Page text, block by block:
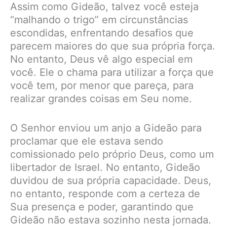
Assim como Gideão, talvez você esteja
“malhando o trigo” em circunstâncias
escondidas, enfrentando desafios que
parecem maiores do que sua própria força.
No entanto, Deus vê algo especial em
você. Ele o chama para utilizar a força que
você tem, por menor que pareça, para
realizar grandes coisas em Seu nome.
O Senhor enviou um anjo a Gideão para
proclamar que ele estava sendo
comissionado pelo próprio Deus, como um
libertador de Israel. No entanto, Gideão
duvidou de sua própria capacidade. Deus,
no entanto, responde com a certeza de
Sua presença e poder, garantindo que
Gideão não estava sozinho nesta jornada.